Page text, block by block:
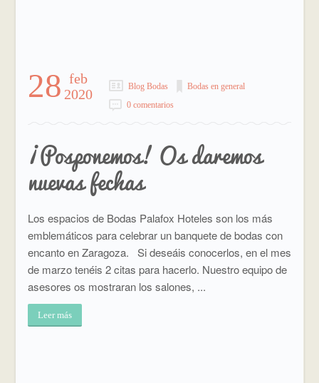
28 feb
2020
Blog Bodas
Bodas en general
0 comentarios
¡Posponemos! Os daremos
nuevas fechas
Los espacios de Bodas Palafox Hoteles son los más
emblemáticos para celebrar un banquete de bodas con
encanto en Zaragoza. Si deseáis conocerlos, en el mes
de marzo tenéis 2 citas para hacerlo. Nuestro equipo de
asesores os mostraran los salones, ...
Leer más